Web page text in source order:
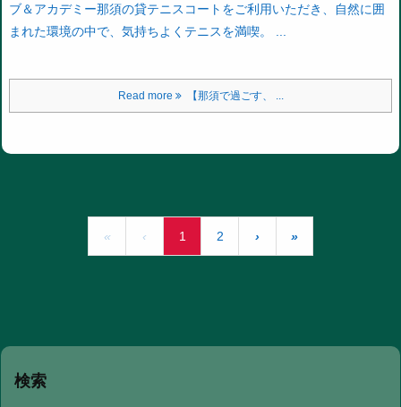
ブ＆アカデミー那須の貸テニスコートをご利用いただき、自然に囲
まれた環境の中で、気持ちよくテニスを満喫。 ...
Read more 【那須で過ごす、 ...
« ‹ 1 2 › »
検索